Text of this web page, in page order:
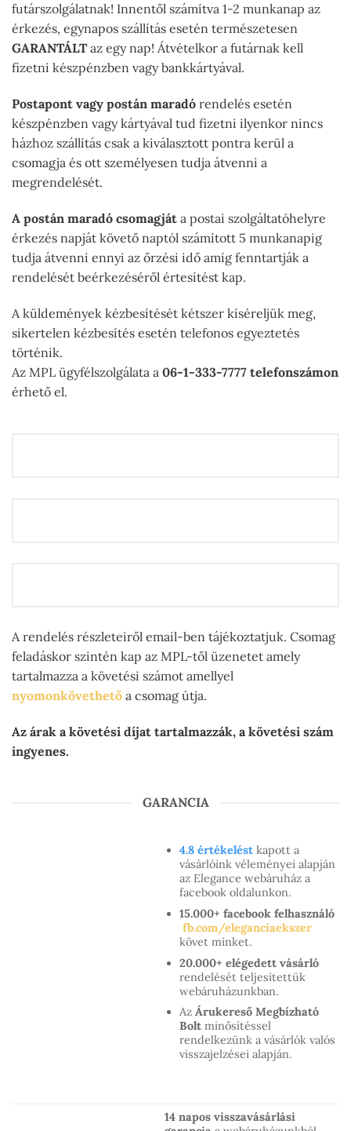
futárszolgálatnak! Innentől számítva 1-2 munkanap az
érkezés, egynapos szállítás esetén természetesen
GARANTÁLTaz egy nap! Átvételkor a futárnak kell
fizetni készpénzben vagy bankkártyával.
Postapont vagy postán maradórendelés esetén
készpénzben vagy kártyával tud fizetni ilyenkor nincs
házhoz szállítás csak a kiválasztott pontra kerül a
csomagja és ott személyesen tudja átvenni a
megrendelését.
A postán maradó csomagjáta postai szolgáltatóhelyre
érkezés napját követő naptól számított 5 munkanapig
tudja átvenni ennyi az őrzési idő amíg fenntartják a
rendelését beérkezéséről értesítést kap.
A küldemények kézbesítését kétszer kíséreljük meg,
sikertelen kézbesítés esetén telefonos egyeztetés
történik.
Az MPL ügyfélszolgálata a 06-1-333-7777 telefonszámon
érhető el.
A rendelés részleteiről email-ben tájékoztatjuk. Csomag
feladáskor szintén kap az MPL-től üzenetet amely
tartalmazza a követési számot amellyel
nyomonkövethetőa csomag útja.
Az árak a követési díjat tartalmazzák, a követési szám
ingyenes.
GARANCIA
4.8 értékelést kapott a
vásárlóink véleményei alapján
az Elegance webáruház a
facebook oldalunkon.
15.000+ facebook felhasználó
fb.com/eleganciaekszer
követ minket.
20.000+ elégedett vásárló
rendelését teljesítettük
webáruházunkban.
Az Árukereső Megbízható
Bolt minősítéssel
rendelkezünk a vásárlók valós
visszajelzései alapján.
14 napos visszavásárlási